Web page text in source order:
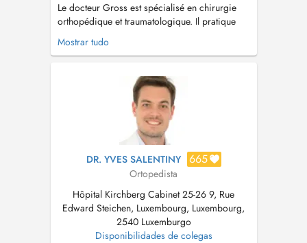
Le docteur Gross est spécialisé en chirurgie
orthopédique et traumatologique. Il pratique
essentiellement la chirurgie du membre
inférieur incluant : - la chirurgie mini-invasive
rigidus, orteils en griffes, névrome de morton,
arthrose du lisfranc...
Mostrar tudo
DR. YVES SALENTINY 665
Ortopedista
Hôpital Kirchberg Cabinet 25-26 9, Rue
Edward Steichen, Luxembourg, Luxembourg,
2540 Luxemburgo
Disponibilidades de colegas